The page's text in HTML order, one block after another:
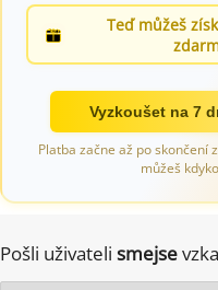
Teď můžeš
Vyzkoušet na 7
Platba začne až po skončení
můžeš
Pošli uživateli smejse